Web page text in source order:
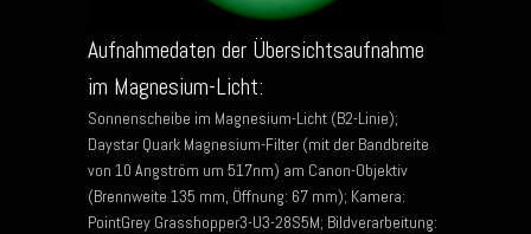
Aufnahmedaten der Übersichtsaufnahme
im Magnesium-Licht:
Sonnenscheibe im Magnesium-Licht (B2-Linie);
Daystar Quark Magnesium-Filter (mit der Bandbreite
von 10 Angström um 517nm) am Canon-Objektiv
(Brennweite 135 mm, Öffnung: 67 mm); Kamera:
PointGrey Grasshopper3-U3-28S5M; Bildverarbeitung: